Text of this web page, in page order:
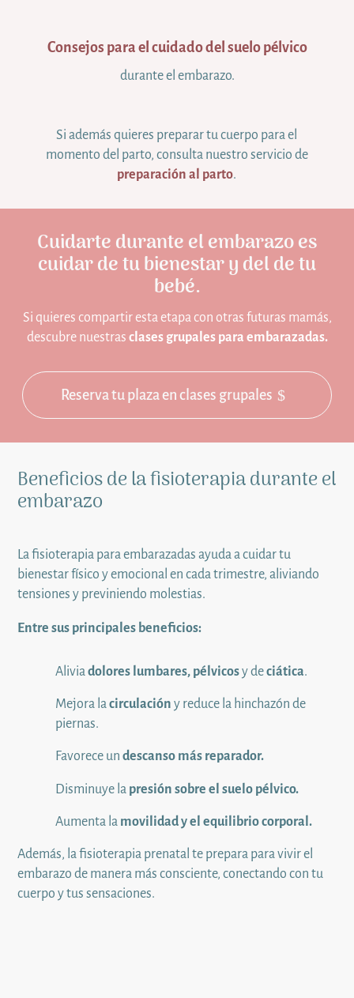
Consejos para el cuidado del suelo pélvico
durante el embarazo.
Si además quieres preparar tu cuerpo para el
momento del parto, consulta nuestro servicio de
preparación al parto.
Cuidarte durante el embarazo es
cuidar de tu bienestar y del de tu
bebé.
Si quieres compartir esta etapa con otras futuras mamás,
descubre nuestras clases grupales para embarazadas.
Reserva tu plaza en clases grupales
Beneficios de la fisioterapia durante el
embarazo
La fisioterapia para embarazadas ayuda a cuidar tu
bienestar físico y emocional en cada trimestre, aliviando
tensiones y previniendo molestias.
Entre sus principales beneficios:
Aliviadolores lumbares, pélvicosy deciática.
Mejora lacirculación y reduce la hinchazón de
piernas.
Favorece un descanso más reparador.
Disminuye la presión sobre el suelo pélvico.
Aumenta la movilidad y el equilibrio corporal.
Además, la fisioterapia prenatal te prepara para vivir el
embarazo de manera más consciente, conectando con tu
cuerpo y tus sensaciones.